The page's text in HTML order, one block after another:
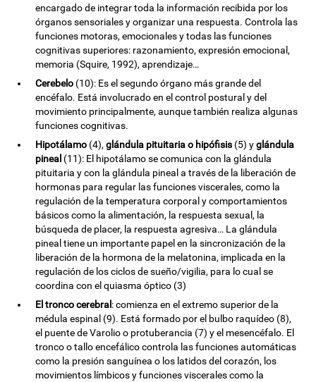
encargado de integrar toda la información recibida por los
órganos sensoriales y organizar una respuesta. Controla las
funciones motoras, emocionales y todas las funciones
cognitivas superiores: razonamiento, expresión emocional,
memoria (Squire, 1992), aprendizaje…
Cerebelo (10): Es el segundo órgano más grande del
encéfalo. Está involucrado en el control postural y del
movimiento principalmente, aunque también realiza algunas
funciones cognitivas.
Hipotálamo (4),glándula pituitaria o hipófisis (5) yglándula
pineal (11): El hipotálamo se comunica con la glándula
pituitaria y con la glándula pineal a través de la liberación de
hormonas para regular las funciones viscerales, como la
regulación de la temperatura corporal y comportamientos
básicos como la alimentación, la respuesta sexual, la
búsqueda de placer, la respuesta agresiva… La glándula
pineal tiene un importante papel en la sincronización de la
liberación de la hormona de la melatonina, implicada en la
regulación de los ciclos de sueño/vigilia, para lo cual se
coordina con el quiasma óptico (3)
El tronco cerebral : comienza en el extremo superior de la
médula espinal (9). Está formado por el bulbo raquídeo (8),
el puente de Varolio o protuberancia (7) y el mesencéfalo. El
tronco o tallo encefálico controla las funciones automáticas
como la presión sanguínea o los latidos del corazón, los
movimientos límbicos y funciones viscerales como la